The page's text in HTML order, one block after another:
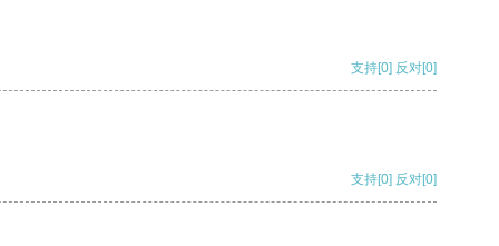
支持[0] 反对[0]
支持[0] 反对[0]